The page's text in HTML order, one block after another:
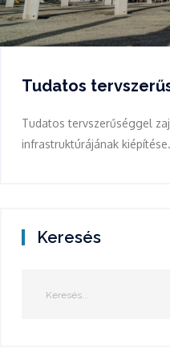
Tudatos
Tudatos tervszerűséggel
infrastruktúrájának
Keresés